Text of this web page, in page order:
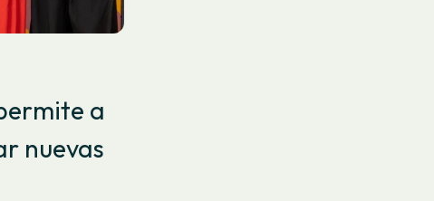
a
nuevas